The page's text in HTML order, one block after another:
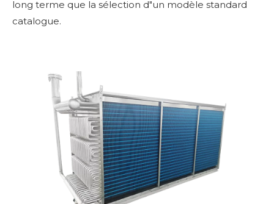
long terme que la sélection d"un modèle standard
catalogue.